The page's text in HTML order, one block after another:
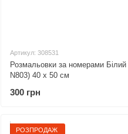
Артикул: 308531
Розмальовки за номерами
N803) 40 х 50 см
300 грн
РОЗПРОДАЖ